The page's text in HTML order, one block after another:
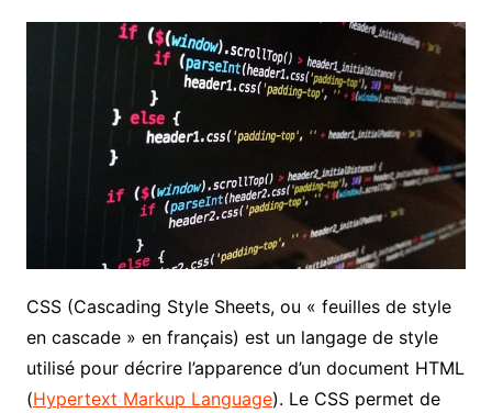
CSS (Cascading Style Sheets, ou « feuilles de style
en cascade » en français) est un langage de style
utilisé pour décrire l’apparence d’un document HTML
(Hypertext Markup Language). Le CSS permet de